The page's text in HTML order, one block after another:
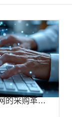
工业互联网的采购革命：南钢鑫智链MRO平台的范式重构与价值链重塑